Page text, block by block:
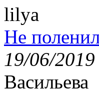
lilya
Не
19/06/2019
Васильева